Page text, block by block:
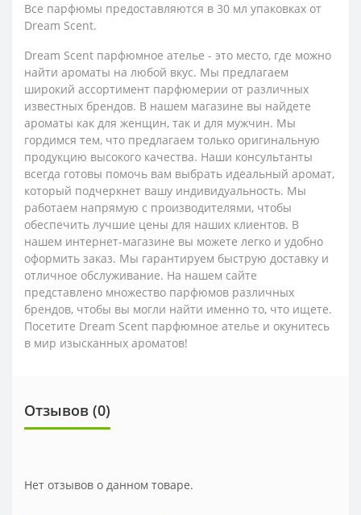
Все парфюмы предоставляются в 30 мл упаковках от
Dream Scent.
Dream Scent парфюмное ателье - это место, где можно
найти ароматы на любой вкус. Мы предлагаем
широкий ассортимент парфюмерии от различных
известных брендов. В нашем магазине вы найдете
ароматы как для женщин, так и для мужчин. Мы
гордимся тем, что предлагаем только оригинальную
продукцию высокого качества. Наши консультанты
всегда готовы помочь вам выбрать идеальный аромат,
который подчеркнет вашу индивидуальность. Мы
работаем напрямую с производителями, чтобы
обеспечить лучшие цены для наших клиентов. В
нашем интернет-магазине вы можете легко и удобно
оформить заказ. Мы гарантируем быструю доставку и
отличное обслуживание. На нашем сайте
представлено множество парфюмов различных
брендов, чтобы вы могли найти именно то, что ищете.
Посетите Dream Scent парфюмное ателье и окунитесь
в мир изысканных ароматов!
Отзывов (0)
Нет отзывов о данном товаре.